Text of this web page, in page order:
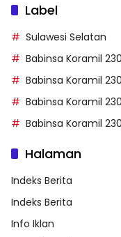
Label
Sulawesi Selatan
Babinsa Koramil
Babinsa Koramil
Babinsa Koramil
Babinsa Koramil
Halaman
Indeks Berita
Indeks Berita
Info Iklan